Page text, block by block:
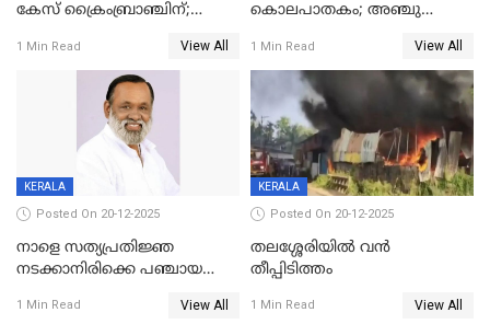
കേസ് ക്രൈംബ്രാഞ്ചിന്;
അന്വേഷിക്കും
1 Min Read View All
കൊലപാതകം; അഞ്ചു
കഴുത്തുഞെരിച്ച് കൊന്നു
1 Min Read View All
KERALA
Posted On 20-12-2025
നാളെ സത്യപ്രതിജ്ഞ
നടക്കാനിരിക്കെ പഞ്ചായത്ത്
1 Min Read View All
KERALA
Posted On 20-12-2025
തലശ്ശേരിയിൽ വൻ
തീപ്പിടിത്തം
1 Min Read View All